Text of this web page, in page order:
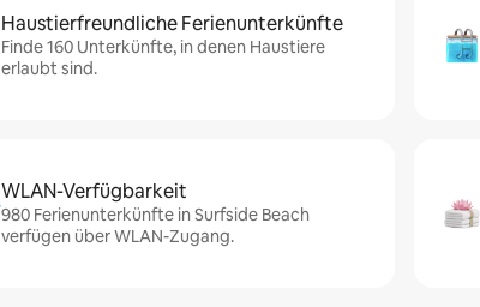
Haustierfreundliche Ferienunterkünfte
Finde 160 Unterkünfte, in denen Haustiere
erlaubt sind.
WLAN-Verfügbarkeit
980 Ferienunterkünfte in Surfside Beach
verfügen über WLAN-Zugang.